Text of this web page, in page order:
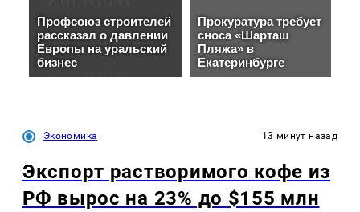
Экономика 13 минут назад
Экспорт растворимого кофе из
РФ вырос на 23% до $155 млн